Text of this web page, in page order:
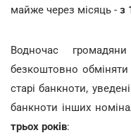
майже через місяць - з
Водночас
безкоштовно
старі банкноти,
банкноти інших
трьох років: